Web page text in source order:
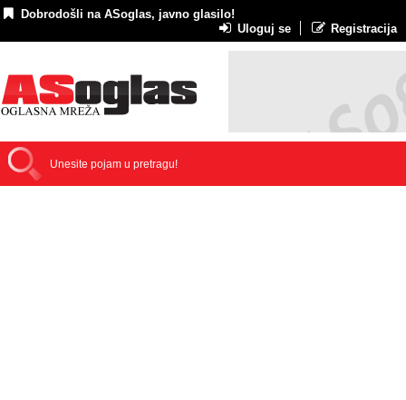
Dobrodošli na ASoglas, javno glasilo!
Uloguj se
Registracija